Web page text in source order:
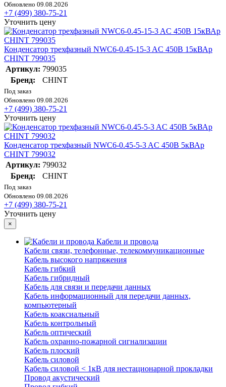
Обновлено 09.08.2026
+7 (499) 380-75-21
Уточнить цену
Конденсатор трехфазный NWC6-0.45-15-3 AC 450В 15кВАр
CHINT 799035
Артикул: 799035
Бренд:
CHINT
Под заказ
Обновлено 09.08.2026
+7 (499) 380-75-21
Уточнить цену
Конденсатор трехфазный NWC6-0.45-5-3 AC 450В 5кВАр
CHINT 799032
Артикул: 799032
Бренд:
CHINT
Под заказ
Обновлено 09.08.2026
+7 (499) 380-75-21
Уточнить цену
×
Кабели и провода
Кабели связи, телефонные, телекоммуникационные
Кабель высокого напряжения
Кабель гибкий
Кабель гибридный
Кабель для связи и передачи данных
Кабель информационный для передачи данных,
компьютерный
Кабель коаксиальный
Кабель контрольный
Кабель оптический
Кабель охранно-пожарной сигнализации
Кабель плоский
Кабель силовой
Кабель силовой < 1кВ для нестационарной прокладки
Провод акустический